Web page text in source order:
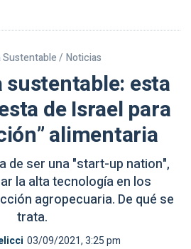
Sustentable / Noticias
esta
de Israel para
alimentaria
de ser una "start-up nation",
la alta tecnología en los
agropecuaria. De qué se
trata.
03/09/2021, 3:25 pm